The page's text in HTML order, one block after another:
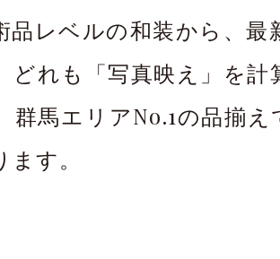
品レベルの和装から、
どれも「写真映え」を
群馬エリアNo.1の品揃
す。